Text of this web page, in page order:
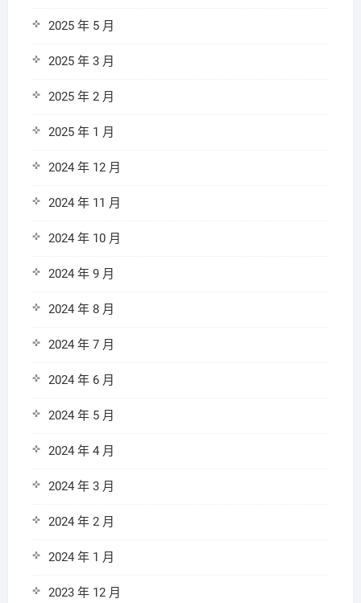
2025 年 5 月
2025 年 3 月
2025 年 2 月
2025 年 1 月
2024 年 12 月
2024 年 11 月
2024 年 10 月
2024 年 9 月
2024 年 8 月
2024 年 7 月
2024 年 6 月
2024 年 5 月
2024 年 4 月
2024 年 3 月
2024 年 2 月
2024 年 1 月
2023 年 12 月